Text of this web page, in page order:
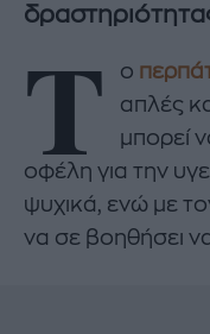
Τ ο
απλές
μπορεί
οφέλη για την
ψυχικά, ενώ με
να σε βοηθήσει